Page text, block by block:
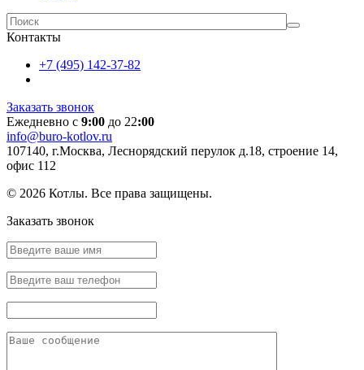
Контакты
+7 (495) 142-37-82
Заказать звонок
Ежедневно с 9:00 до 22:00
info@buro-kotlov.ru
107140, г.Москва, Леснорядский перулок д.18, строение 14,
офис 112
© 2026 Котлы. Все права защищены.
Заказать звонок